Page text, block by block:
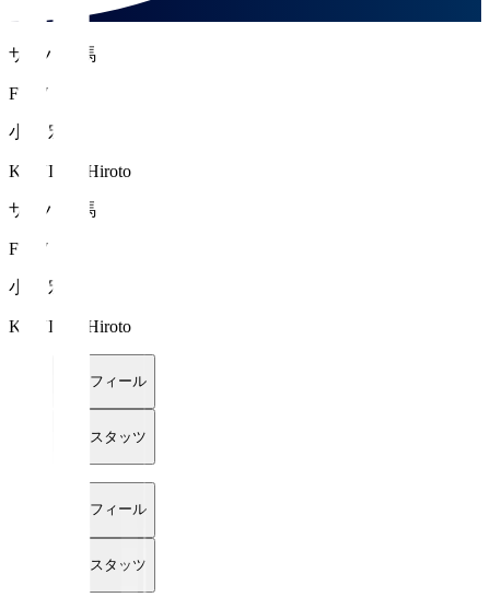
ザスパ群馬
FW 7
小西 宏登
KONISHI Hiroto
ザスパ群馬
FW 7
小西 宏登
KONISHI Hiroto
プロフィール
詳細スタッツ
プロフィール
詳細スタッツ